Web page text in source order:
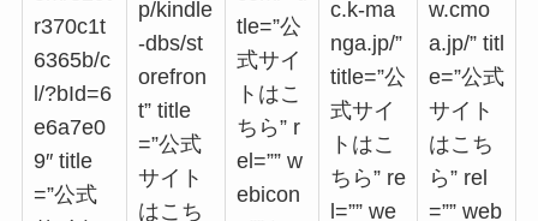
r370c1t
6365b/c
l/?bId=6
e6a7e0
9″ title
=”公式
p/kindle
-dbs/st
orefron
t” title
=”公式
サイト
はこち
tle=”公
式サイ
トはこ
ちら” r
el=”” w
ebicon
c.k-ma
nga.jp/”
title=”公
式サイ
トはこ
ちら” re
l=”” we
w.cmo
a.jp/” titl
e=”公式
サイト
はこち
ら” rel
=”” web